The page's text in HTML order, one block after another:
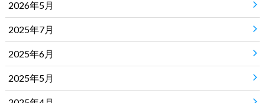
2026年5月
2025年7月
2025年6月
2025年5月